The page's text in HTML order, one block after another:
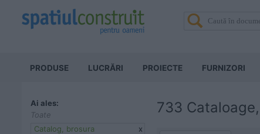
PRODUSE LUCRĂRI PROIECTE FURNIZORI
Ai ales:
Toate
x
Catalog, brosura
733